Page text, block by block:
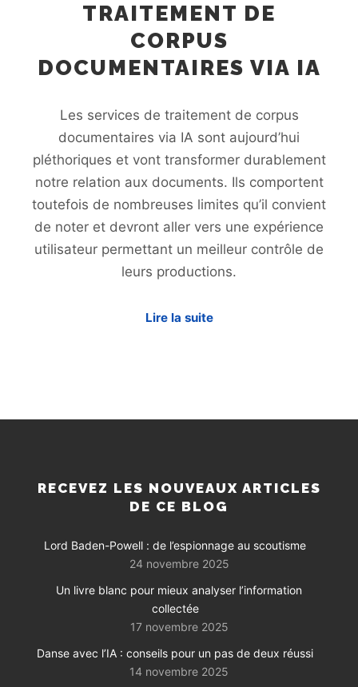
TRAITEMENT DE
CORPUS
DOCUMENTAIRES VIA IA
Les services de traitement de corpus
documentaires via IA sont aujourd’hui
pléthoriques et vont transformer durablement
notre relation aux documents. Ils comportent
toutefois de nombreuses limites qu’il convient
de noter et devront aller vers une expérience
utilisateur permettant un meilleur contrôle de
leurs productions.
Lire la suite
RECEVEZ LES NOUVEAUX ARTICLES
DE CE BLOG
Lord Baden-Powell : de l’espionnage au scoutisme
24 novembre 2025
Un livre blanc pour mieux analyser l’information
collectée
17 novembre 2025
Danse avec l’IA : conseils pour un pas de deux réussi
14 novembre 2025